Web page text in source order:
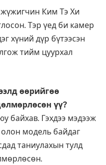
Ким Тэ Хи
Тэр үед би камер
хүний дүр бүтээсэн
тийм цуурхал
өөрийгөө
үү?
байхав. Гэхдээ мэдээж
модель байдаг
таниулахын тулд